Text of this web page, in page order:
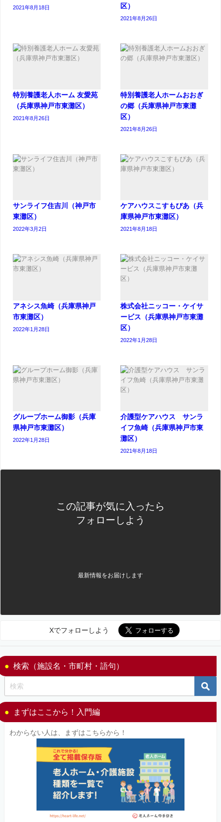
2021年8月18日 区）
2021年8月26日
特別養護老人ホーム 友愛苑
（兵庫県神戸市東灘区）
2021年8月26日
特別養護老人ホームおおぎ
の郷（兵庫県神戸市東灘
区）
2021年8月26日
サンライフ住吉川（神戸市
東灘区）
2022年3月2日
ケアハウスこすもぴあ（兵
庫県神戸市東灘区）
2021年8月18日
アネシス魚崎（兵庫県神戸
市東灘区）
2022年1月28日
株式会社ニッコー・ケイサ
ービス（兵庫県神戸市東灘
区）
2022年1月28日
グループホーム御影（兵庫
県神戸市東灘区）
2022年1月28日
介護型ケアハウス サンラ
イフ魚崎（兵庫県神戸市東
灘区）
2021年8月18日
この記事が気に入ったら
フォローしよう
最新情報をお届けします
Xでフォローしよう
検索（施設名・市町村・語句）
まずはここから！入門編
わからない人は、まずはこちらから！